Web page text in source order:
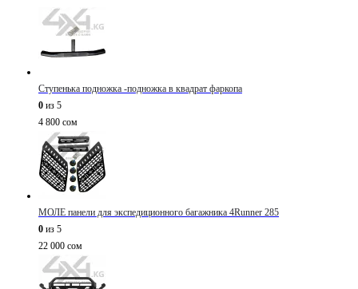
Ступенька подножка -подножка в квадрат фаркопа
0 из 5
4 800 сом
МОЛЕ панели для экспедиционного багажника 4Runner 285
0 из 5
22 000 сом